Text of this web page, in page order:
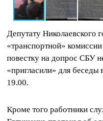
Депутату Николаевского
«транспортной»
повестку на допрос СБУ
«пригласили» для беседы
19.00.
Кроме того работники